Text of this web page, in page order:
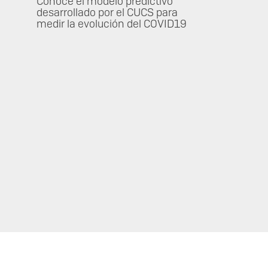
desarrollado por el CUCS para
medir la evolución del COVID19